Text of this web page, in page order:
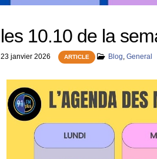
les 10.10 de la
23 janvier 2026 ARTICLE Blog, General